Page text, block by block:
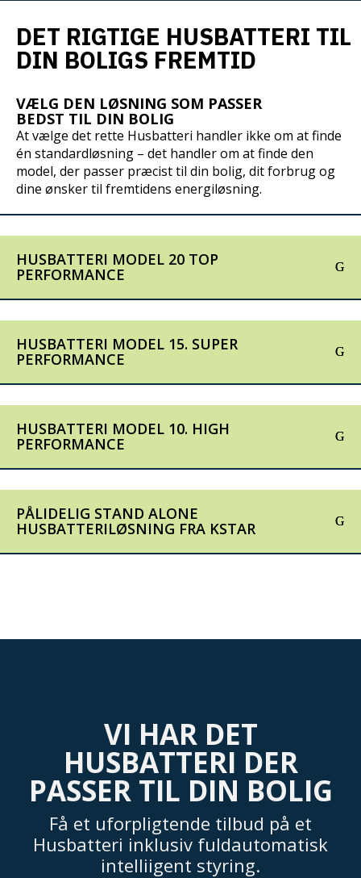
DET RIGTIGE HUSBATTERI TIL
DIN BOLIGS FREMTID
VÆLG DEN LØSNING SOM PASSER
BEDST TIL DIN BOLIG
Atvælge det rette Husbatteri handler ikke om atfinde
én standardløsning – det handlerom atfinde den
model, der passer præcisttil din bolig, ditforbrugog
dine ønskertil fremtidens energiløsning.
HUSBATTERI MODEL 20 TOP
PERFORMANCE
HUSBATTERI MODEL 15. SUPER
PERFORMANCE
HUSBATTERI MODEL 10. HIGH
PERFORMANCE
PÅLIDELIG STAND ALONE
HUSBATTERILØSNING FRA KSTAR
VI HAR DET
HUSBATTERI DER
PASSER TIL DIN BOLIG
Få et uforpligtende tilbud på et
Husbatteri inklusiv fuldautomatisk
intelliigent styring.